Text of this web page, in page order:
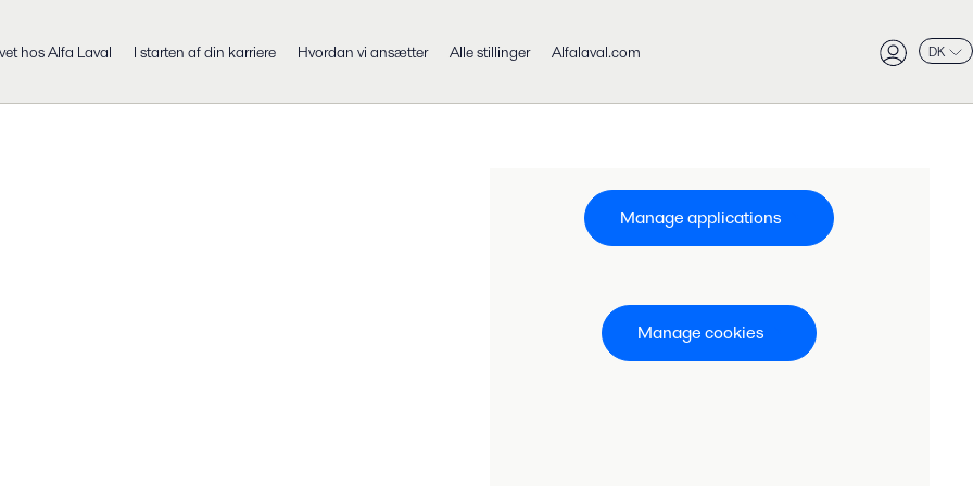
hos Alfa Laval I starten af din karriere Hvordan vi ansætter Alle stillinger Alfalaval.com DK
Manage applications
Manage cookies